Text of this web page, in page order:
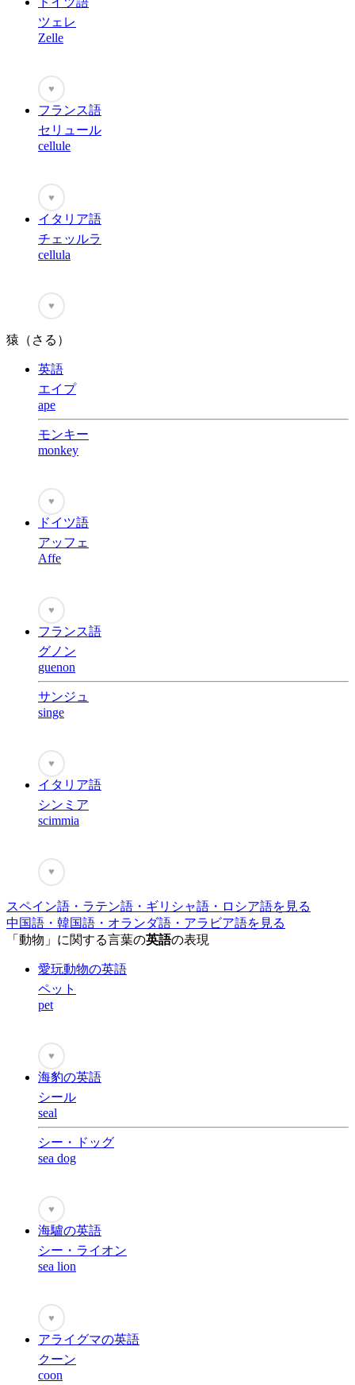
ツェレ
Zelle
♥
フランス語
セリュール
cellule
♥
イタリア語
チェッルラ
cellula
♥
猿（さる）
英語
エイプ
ape
モンキー
monkey
♥
ドイツ語
アッフェ
Affe
♥
フランス語
グノン
guenon
サンジュ
singe
♥
イタリア語
シンミア
scimmia
♥
スペイン語・ラテン語・ギリシャ語・ロシア語を見る
中国語・韓国語・オランダ語・アラビア語を見る
「動物」に関する言葉の英語の表現
愛玩動物の英語
ペット
pet
♥
海豹の英語
シール
seal
シー・ドッグ
sea dog
♥
海驢の英語
シー・ライオン
sea lion
♥
アライグマの英語
クーン
coon